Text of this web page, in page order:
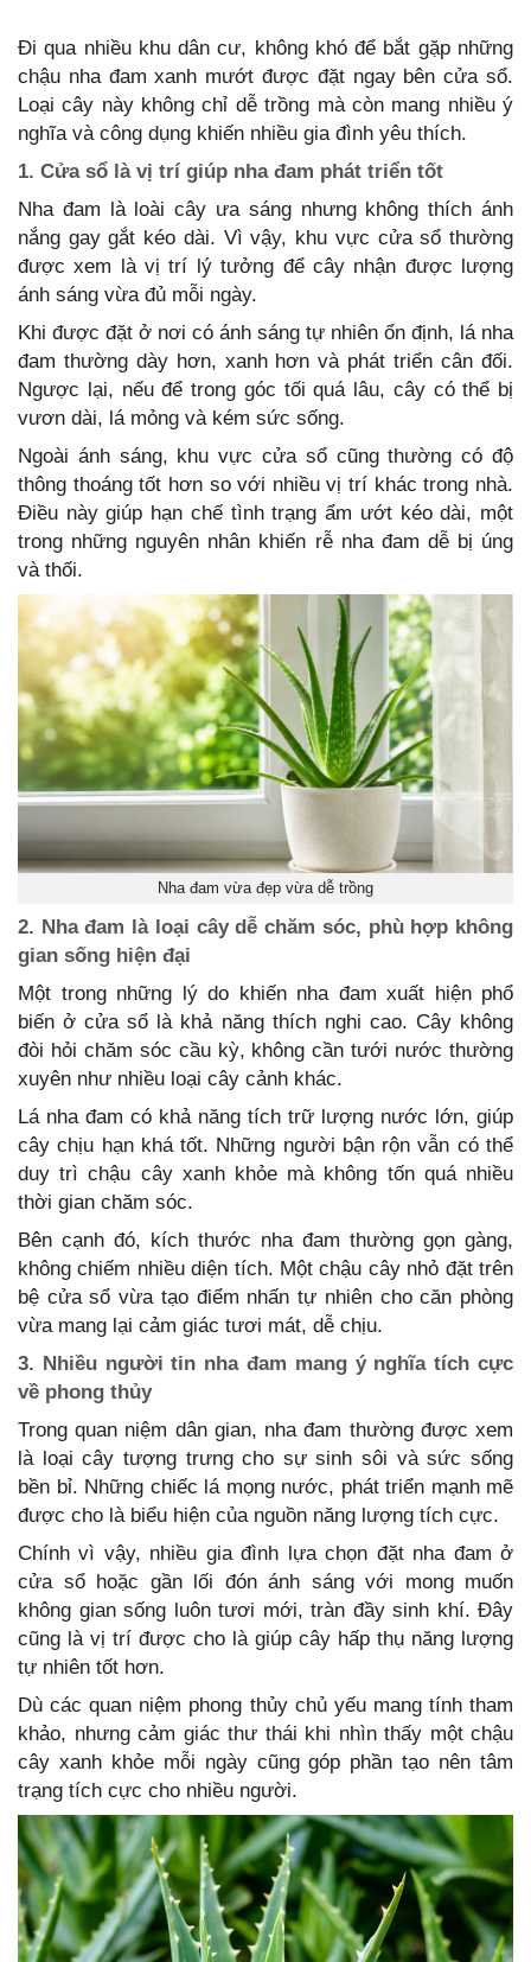
Đi qua nhiều khu dân cư, không khó để bắt gặp những
chậu nha đam xanh mướt được đặt ngay bên cửa sổ.
Loại cây này không chỉ dễ trồng mà còn mang nhiều ý
nghĩa và công dụng khiến nhiều gia đình yêu thích.
1. Cửa sổ là vị trí giúp nha đam phát triển tốt
Nha đam là loài cây ưa sáng nhưng không thích ánh
nắng gay gắt kéo dài. Vì vậy, khu vực cửa sổ thường
được xem là vị trí lý tưởng để cây nhận được lượng
ánh sáng vừa đủ mỗi ngày.
Khi được đặt ở nơi có ánh sáng tự nhiên ổn định, lá nha
đam thường dày hơn, xanh hơn và phát triển cân đối.
Ngược lại, nếu để trong góc tối quá lâu, cây có thể bị
vươn dài, lá mỏng và kém sức sống.
Ngoài ánh sáng, khu vực cửa sổ cũng thường có độ
thông thoáng tốt hơn so với nhiều vị trí khác trong nhà.
Điều này giúp hạn chế tình trạng ẩm ướt kéo dài, một
trong những nguyên nhân khiến rễ nha đam dễ bị úng
và thối.
Nha đam vừa đẹp vừa dễ trồng
2. Nha đam là loại cây dễ chăm sóc, phù hợp không
gian sống hiện đại
Một trong những lý do khiến nha đam xuất hiện phổ
biến ở cửa sổ là khả năng thích nghi cao. Cây không
đòi hỏi chăm sóc cầu kỳ, không cần tưới nước thường
xuyên như nhiều loại cây cảnh khác.
Lá nha đam có khả năng tích trữ lượng nước lớn, giúp
cây chịu hạn khá tốt. Những người bận rộn vẫn có thể
duy trì chậu cây xanh khỏe mà không tốn quá nhiều
thời gian chăm sóc.
Bên cạnh đó, kích thước nha đam thường gọn gàng,
không chiếm nhiều diện tích. Một chậu cây nhỏ đặt trên
bệ cửa sổ vừa tạo điểm nhấn tự nhiên cho căn phòng
vừa mang lại cảm giác tươi mát, dễ chịu.
3. Nhiều người tin nha đam mang ý nghĩa tích cực
về phong thủy
Trong quan niệm dân gian, nha đam thường được xem
là loại cây tượng trưng cho sự sinh sôi và sức sống
bền bỉ. Những chiếc lá mọng nước, phát triển mạnh mẽ
được cho là biểu hiện của nguồn năng lượng tích cực.
Chính vì vậy, nhiều gia đình lựa chọn đặt nha đam ở
cửa sổ hoặc gần lối đón ánh sáng với mong muốn
không gian sống luôn tươi mới, tràn đầy sinh khí. Đây
cũng là vị trí được cho là giúp cây hấp thụ năng lượng
tự nhiên tốt hơn.
Dù các quan niệm phong thủy chủ yếu mang tính tham
khảo, nhưng cảm giác thư thái khi nhìn thấy một chậu
cây xanh khỏe mỗi ngày cũng góp phần tạo nên tâm
trạng tích cực cho nhiều người.